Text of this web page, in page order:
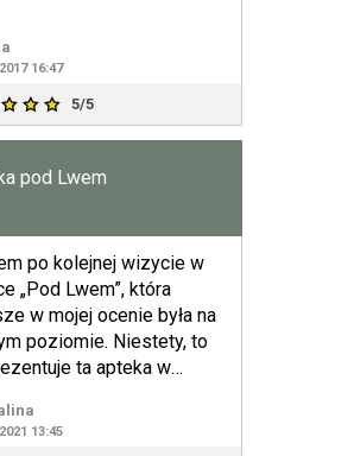
16:47
5/5
pod Lwem
po kolejnej wizycie w
„Pod Lwem”, która
w mojej ocenie była na
poziomie. Niestety, to
ta apteka w
13:45